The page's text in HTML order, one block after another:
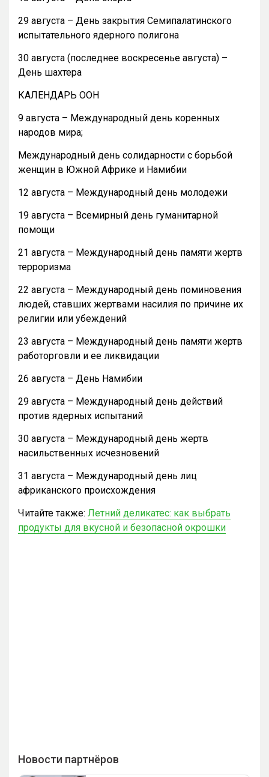
29 августа – День закрытия Семипалатинского
испытательного ядерного полигона
30 августа (последнее воскресенье августа) –
День шахтера
КАЛЕНДАРЬ ООН
9 августа – Международный день коренных
народов мира;
Международный день солидарности с борьбой
женщин в Южной Африке и Намибии
12 августа – Международный день молодежи
19 августа – Всемирный день гуманитарной
помощи
21 августа – Международный день памяти жертв
терроризма
22 августа – Международный день поминовения
людей, ставших жертвами насилия по причине их
религии или убеждений
23 августа – Международный день памяти жертв
работорговли и ее ликвидации
26 августа – День Намибии
29 августа – Международный день действий
против ядерных испытаний
30 августа – Международный день жертв
насильственных исчезновений
31 августа – Международный день лиц
африканского происхождения
Читайте также: Летний деликатес: как выбрать
продукты для вкусной и безопасной окрошки